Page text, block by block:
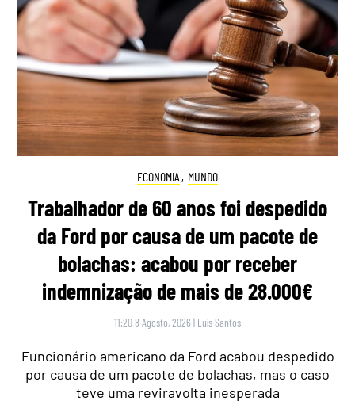
ECONOMIA , MUNDO
Trabalhador de 60 anos foi despedido
da Ford por causa de um pacote de
bolachas: acabou por receber
indemnização de mais de 28.000€
11:20 8 Agosto, 2026 | Luís Santos
Funcionário americano da Ford acabou despedido
por causa de um pacote de bolachas, mas o caso
teve uma reviravolta inesperada